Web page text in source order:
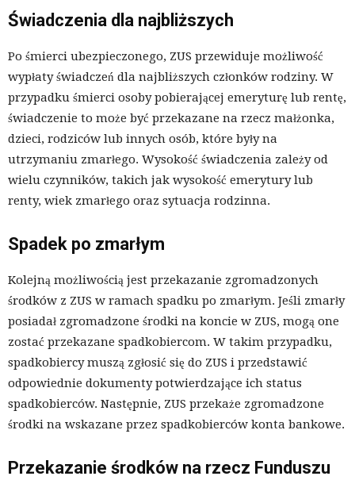
Świadczenia dla najbliższych
Po śmierci ubezpieczonego, ZUS przewiduje możliwość
wypłaty świadczeń dla najbliższych członków rodziny. W
przypadku śmierci osoby pobierającej emeryturę lub rentę,
świadczenie to może być przekazane na rzecz małżonka,
dzieci, rodziców lub innych osób, które były na
utrzymaniu zmarłego. Wysokość świadczenia zależy od
wielu czynników, takich jak wysokość emerytury lub
renty, wiek zmarłego oraz sytuacja rodzinna.
Spadek po zmarłym
Kolejną możliwością jest przekazanie zgromadzonych
środków z ZUS w ramach spadku po zmarłym. Jeśli zmarły
posiadał zgromadzone środki na koncie w ZUS, mogą one
zostać przekazane spadkobiercom. W takim przypadku,
spadkobiercy muszą zgłosić się do ZUS i przedstawić
odpowiednie dokumenty potwierdzające ich status
spadkobierców. Następnie, ZUS przekaże zgromadzone
środki na wskazane przez spadkobierców konta bankowe.
Przekazanie środków na rzecz Funduszu